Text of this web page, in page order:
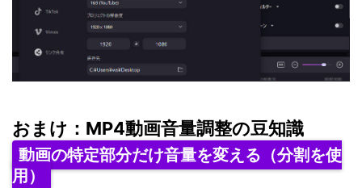
おまけ：MP4動画音量調整の豆知識
動画の特定部分だけ音量を変える（分割を使
用）